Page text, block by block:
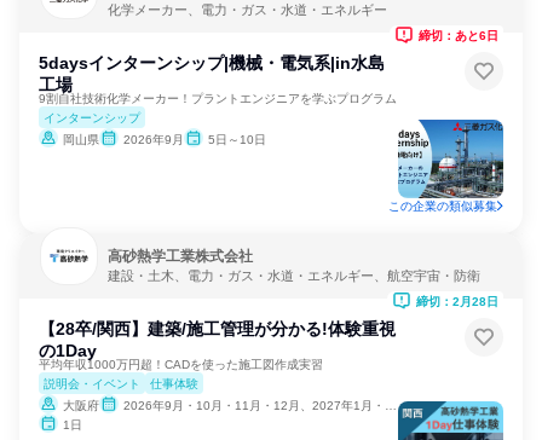
化学メーカー、電力・ガス・水道・エネルギー
5daysインターンシップ|機械・電気系|in水島
工場
9割自社技術化学メーカー！プラントエンジニアを学ぶプログラム
インターンシップ
岡山県
2026年9月 5日～10日
締切：あと6日
この企業の類似募集
高砂熱学工業株式会社
建設・土木、電力・ガス・水道・エネルギー、航空宇宙・防衛
【28卒/関西】建築/施工管理が分かる!体験重視
の1Day
平均年収1000万円超！CADを使った施工図作成実習
説明会・イベント
仕事体験
大阪府
2026年9月・10月・11月・12月、2027年1月・2月
1日
締切：2月28日